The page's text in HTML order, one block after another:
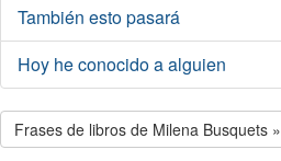
También esto pasará
Hoy he conocido a alguien
Frases de libros de Milena Busquets »